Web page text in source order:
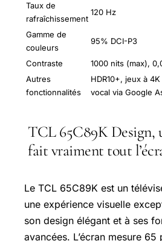
Taux de
rafraîchissement
120 Hz
Gamme de
couleurs
95% DCI-P3
Contraste
1000 nits (max),
Autres
fonctionnalités
HDR10+, jeux à
vocal via Google
TCL 65C89K Design,
fait vraiment tout
Le TCL 65C89K est un
une expérience visuelle
son design élégant et à ses
avancées. L’écran mesure 65